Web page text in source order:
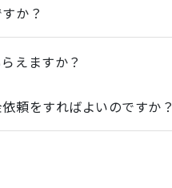
か？
えますか？
頼をすればよいのですか？